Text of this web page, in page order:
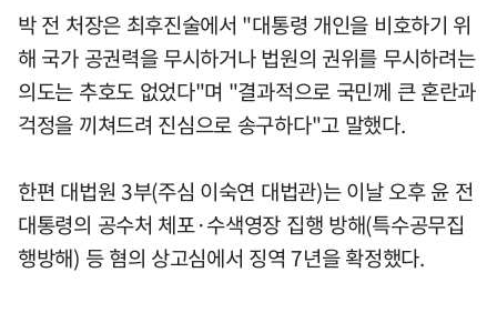
박 전 처장은 최후진술에서 "대통령 개인을 비호하기 위
해 국가 공권력을 무시하거나 법원의 권위를 무시하려는
의도는 추호도 없었다"며 "결과적으로 국민께 큰 혼란과
걱정을 끼쳐드려 진심으로 송구하다"고 말했다.
한편 대법원 3부(주심 이숙연 대법관)는 이날 오후 윤 전
대통령의 공수처 체포·수색영장 집행 방해(특수공무집
행방해) 등 혐의 상고심에서 징역 7년을 확정했다.